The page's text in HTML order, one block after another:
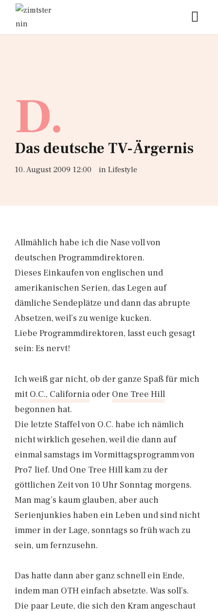
D.
Das deutsche TV-Ärgernis
10. August 2009 12:00 in Lifestyle
Allmählich habe ich die Nase voll von
deutschen Programmdirektoren.
Dieses Einkaufen von englischen und
amerikanischen Serien, das Legen auf
dämliche Sendeplätze und dann das abrupte
Absetzen, weil’s zu wenige kucken.
Liebe Programmdirektoren, lasst euch gesagt
sein: Es nervt!
Ich weiß gar nicht, ob der ganze Spaß für mich
mit O.C., California oder One Tree Hill
begonnen hat.
Die letzte Staffel von O.C. habe ich nämlich
nicht wirklich gesehen, weil die dann auf
einmal samstags im Vormittagsprogramm von
Pro7 lief. Und One Tree Hill kam zu der
göttlichen Zeit von 10 Uhr Sonntag morgens.
Man mag’s kaum glauben, aber auch
Serienjunkies haben ein Leben und sind nicht
immer in der Lage, sonntags so früh wach zu
sein, um fernzusehn.
Das hatte dann aber ganz schnell ein Ende,
indem man OTH einfach absetzte. Was soll’s.
Die paar Leute, die sich den Kram angeschaut